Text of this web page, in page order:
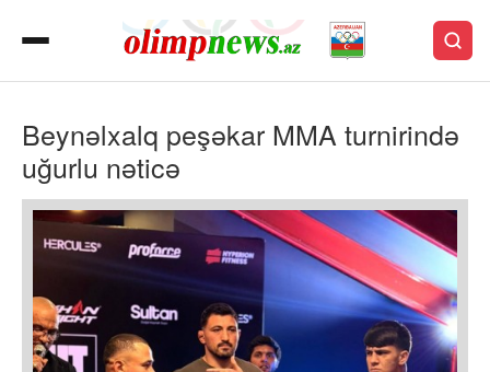
Beynəlxalq peşəkar MMA turnirində
uğurlu nəticə